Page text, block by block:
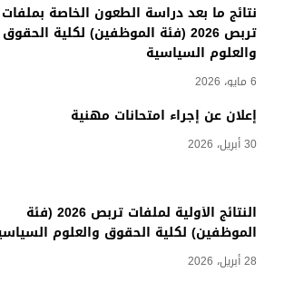
نتائج ما بعد دراسة الطعون الخاصة بملفات
تربص 2026 (فئة الموظفين) لكلية الحقوق
والعلوم السياسية
6 مايو، 2026
إعلان عن إجراء امتحانات مهنية
30 أبريل، 2026
النتائج الأولية لملفات تربص 2026 (فئة
الموظفين) لكلية الحقوق والعلوم
28 أبريل، 2026